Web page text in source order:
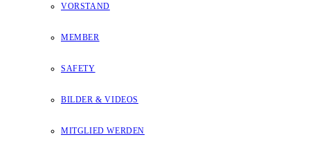
VORSTAND
MEMBER
SAFETY
BILDER & VIDEOS
MITGLIED WERDEN